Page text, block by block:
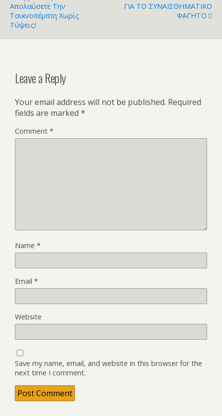
Απολαύσετε Την
Τσικνοπέμπτη Χωρίς
Τύψεις!
ΓΙΑ ΤΟ ΣΥΝΑΙΣΘΗΜΑΤΙΚΟ
ΦΑΓΗΤΟ
Leave a Reply
Your email address will not be published. Required
fields are marked *
Comment *
Name *
Email *
Website
Save my name, email, and website in this browser for the
next time I comment.